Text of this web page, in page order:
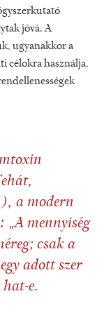
jóvá. A
ugyanakkor a
célokra használja,
a modern
„A mennyiség
csak a
adott szer
hat-e.